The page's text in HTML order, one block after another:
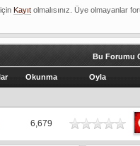
içinKayıt olmalısınız. Üye olmayanlar
Bu Forumu
Okunma Oyla
6,679